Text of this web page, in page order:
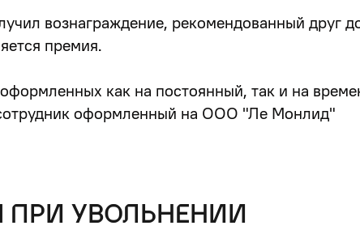
вознаграждение, рекомендованный друг
премия.
как на постоянный, так и на
оформленный на ООО "Ле Монлид"
УВОЛЬНЕНИИ